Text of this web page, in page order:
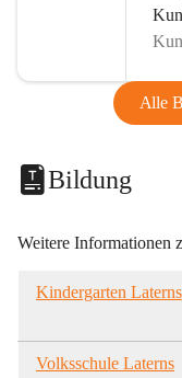
Alle
Bildung
Weitere Informationen
Kindergarten Laterns
Volksschule Laterns